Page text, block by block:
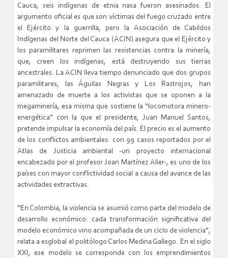
Cauca, seis indígenas de etnia nasa fueron asesinados. El
argumento oficial es que son víctimas del fuego cruzado entre
el Ejército y la guerrilla, pero la Asociación de Cabildos
Indígenas del Norte del Cauca (ACIN) asegura que el Ejército y
los paramilitares reprimen las resistencias contra la minería,
que, creen los indígenas, está destruyendo sus tierras
ancestrales. La ACIN lleva tiempo denunciado que dos grupos
paramilitares, las Águilas Negras y Los Rastrojos, han
amenazado de muerte a los activistas que se oponen a la
megaminería, esa misma que sostiene la “locomotora minero-
energética” con la que el presidente, Juan Manuel Santos,
pretende impulsar la economía del país. El precio es el aumento
de los conflictos ambientales: con 99 casos reportados por el
Atlas de Justicia ambiental -un proyecto internacional
encabezado por el profesor Joan Martínez Alier-, es uno de los
países con mayor conflictividad social a causa del avance de las
actividades extractivas.
“En Colombia, la violencia se asumió como parte del modelo de
desarrollo económico: cada transformación significativa del
modelo económico vino acompañada de un ciclo de violencia”,
relata a esglobal el politólogo Carlos Medina Gallego. En el siglo
XXI, ese modelo se corresponde con los emprendimientos